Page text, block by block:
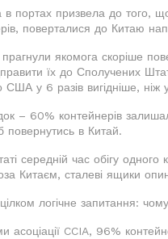
в портах призвела до того,
поверталися до Китаю
прагнули якомога скоріше
їх до Сполучених
США у 6 разів вигідніше, ніж
– 60% контейнерів
повернутись в Китай.
середній час обігу
Китаєм, сталеві ящики
логічне запитання:
асоціації CCIA, 96%